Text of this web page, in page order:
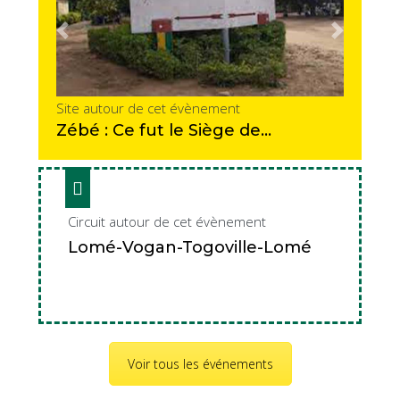
Hôtel Onomo
Hôtel du Golfe
Hôtel la Concorde Lomé
Hôtel Ahoefa King Salon Garden
Hôtel Residence Madiba
Hôtel Central
Hôtel Ivans Plaza
Site autour de cet évènement
Zébé : Ce fut le Siège de
Allemande 1887-1897 à Aného
Previous Next
Circuit autour de cet évènement
Lomé-Vogan-Togoville-Lomé
Previous Next
Voir tous les événements